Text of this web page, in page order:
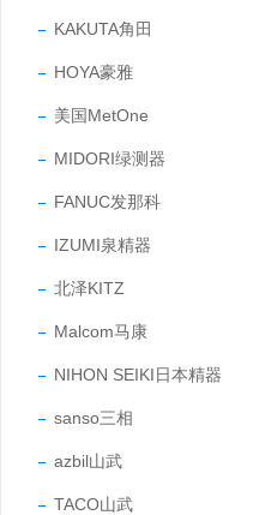
KAKUTA角田
HOYA豪雅
美国MetOne
MIDORI绿测器
FANUC发那科
IZUMI泉精器
北泽KITZ
Malcom马康
NIHON SEIKI日本精器
sanso三相
azbil山武
TACO山武